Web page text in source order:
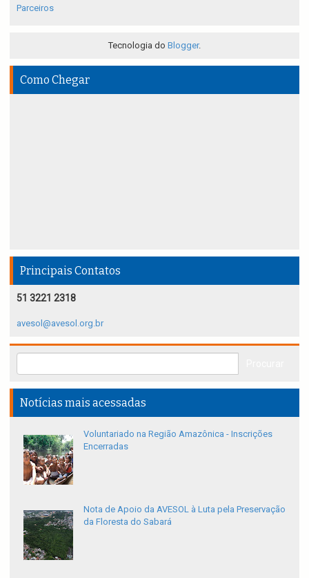
Parceiros
Tecnologia do Blogger.
Como Chegar
Principais Contatos
51 3221 2318
avesol@avesol.org.br
Notícias mais acessadas
Voluntariado na Região Amazônica - Inscrições
Encerradas
Nota de Apoio da AVESOL à Luta pela Preservação
da Floresta do Sabará